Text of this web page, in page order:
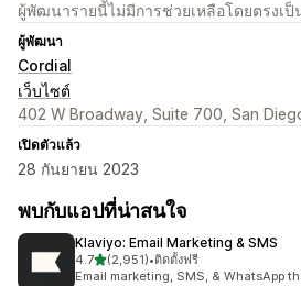
ผู้พัฒนารายนี้ไม่มีการช่วยเหลือโดยตรงเป็
ผู้พัฒนา
Cordial
เว็บไซต์
402 W Broadway, Suite 700, San
เปิดตัวแล้ว
28 กันยายน 2023
พบกับแอปที่น่าสนใจ
Klaviyo: Email Marketing & SMS
4.7เต็ม 5 ดาว
(2,951)
ทั้งหมด 2951 รีวิว
•ติดตั้งฟรี
Email marketing, SMS, & WhatsApp